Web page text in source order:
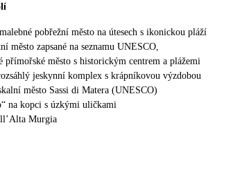
pobřežní město na útesech s ikonickou pláží
město zapsané na seznamu UNESCO,
město s historickým centrem a plážemi
jeskynní komplex s krápníkovou výzdobou
město Sassi di Matera (UNESCO)
na kopci s úzkými uličkami
Murgia